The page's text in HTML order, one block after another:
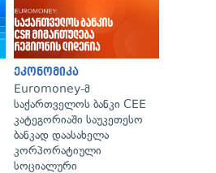
ეკონომიკა
Euromoney-მ
საქართველოს ბანკი CEE
კატეგორიაში საუკეთესო
ბანკად დაასახელა
კორპორატიული
სოციალური